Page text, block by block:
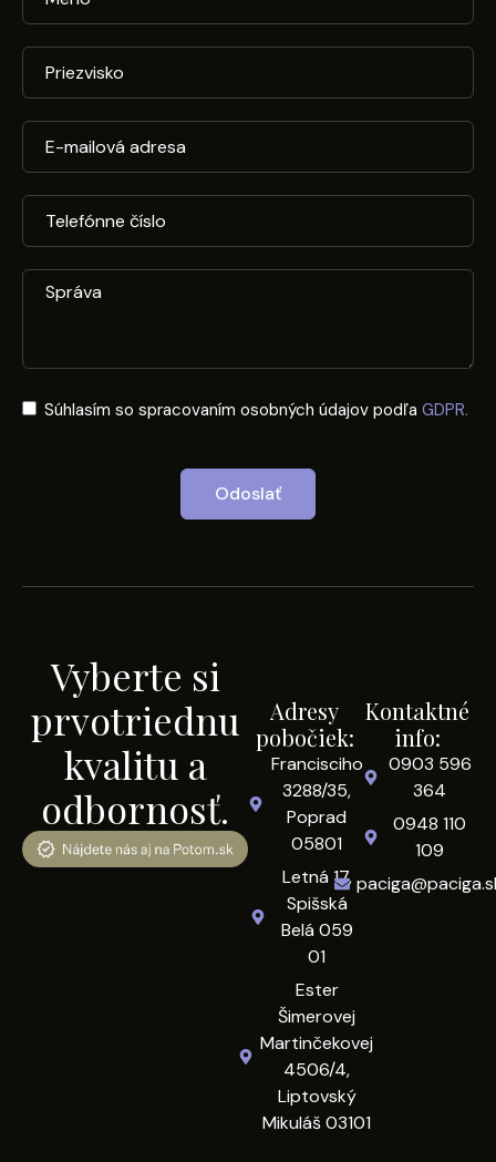
Súhlasím so spracovaním osobných údajov podľa GDPR.
Odoslať
Vyberte si
prvotriednu
kvalitu a
odbornosť.
Adresy
pobočiek:
Francisciho
3288/35,
Poprad
05801
Letná 17,
Spišská
Belá 059
01
Ester
Šimerovej
Martinčekovej
4506/4,
Liptovský
Mikuláš 03101
Kontaktné
info:
0903 596
364
0948 110
109